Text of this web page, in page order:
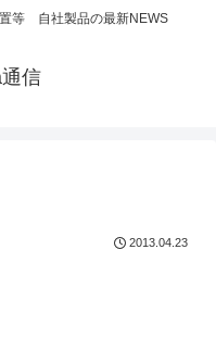
等 自社製品の最新NEWS
信
2013.04.23